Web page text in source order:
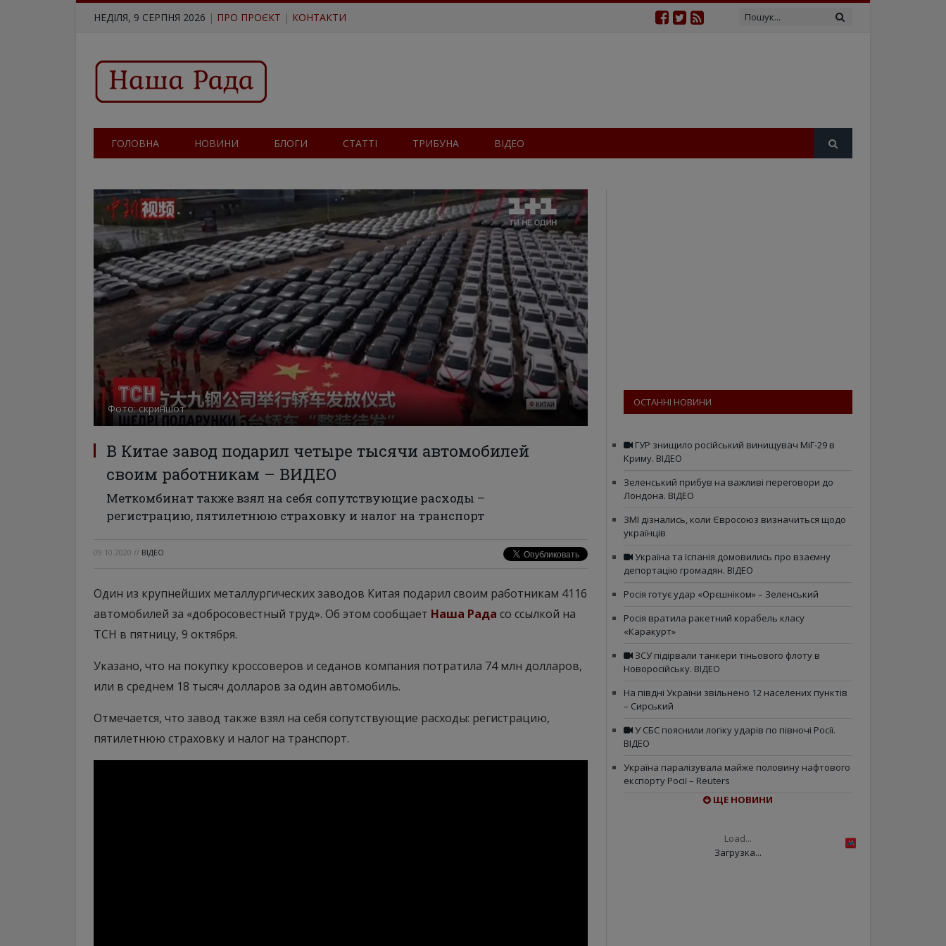
НЕДІЛЯ, 9 СЕРПНЯ 2026 | ПРО ПРОЄКТ | КОНТАКТИ
ГОЛОВНА НОВИНИ БЛОГИ СТАТТІ ТРИБУНА ВІДЕО
Фото: скриншот
В Китае завод подарил четыре тысячи автомобилей
своим работникам – ВИДЕО
Меткомбинат также взял на себя сопутствующие расходы –
регистрацию, пятилетнюю страховку и налог на транспорт
09.10.2020 // ВІДЕО
Один из крупнейших металлургических заводов Китая подарил своим работникам 4116
автомобилей за «добросовестный труд». Об этом сообщает Наша Рада со ссылкой на
ТСН в пятницу, 9 октября.
Указано, что на покупку кроссоверов и седанов компания потратила 74 млн долларов,
или в среднем 18 тысяч долларов за один автомобиль.
Отмечается, что завод также взял на себя сопутствующие расходы: регистрацию,
пятилетнюю страховку и налог на транспорт.
ОСТАННІ НОВИНИ
ГУР знищило російський винищувач МіГ-29 в
Криму. ВІДЕО
Зеленський прибув на важливі переговори до
Лондона. ВІДЕО
ЗМІ дізнались, коли Євросоюз визначиться щодо
українців
Україна та Іспанія домовились про взаємну
депортацію громадян. ВІДЕО
Росія готує удар «Орєшніком» – Зеленський
Росія вратила ракетний корабель класу
«Каракурт»
ЗСУ підірвали танкери тіньового флоту в
Новоросійську. ВІДЕО
На півдні України звільнено 12 населених пунктів
– Сирський
У СБС пояснили логіку ударів по півночі Росії.
ВІДЕО
Україна паралізувала майже половину нафтового
експорту Росії – Reuters
ЩЕ НОВИНИ
Load...
Загрузка...